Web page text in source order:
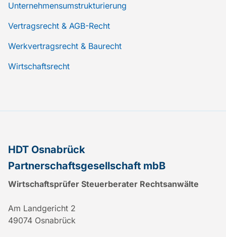
Unternehmensumstrukturierung
Vertragsrecht & AGB-Recht
Werkvertragsrecht & Baurecht
Wirtschaftsrecht
HDT Osnabrück
Partnerschaftsgesellschaft mbB
Wirtschaftsprüfer Steuerberater Rechtsanwälte
Am Landgericht 2
49074 Osnabrück